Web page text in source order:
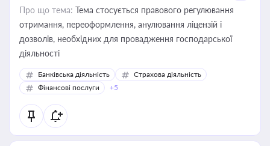
Про що тема: Тема стосується правового регулювання
отримання, переоформлення, анулювання ліцензій і
дозволів, необхідних для провадження господарської
діяльності
Банківська діяльність
Страхова діяльність
Фінансові послуги
+5